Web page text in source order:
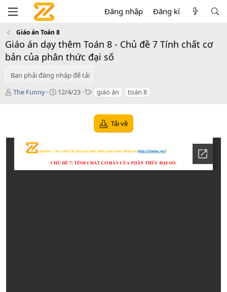
Đăng nhập Đăng kí
Giáo án Toán 8
Giáo án dạy thêm Toán 8 - Chủ đề 7 Tính chất cơ
bản của phân thức đại số
Bạn phải đăng nhập để tải
T
ả
The Funny
C
n
d
12/4/23
T
s
giáo án toán 8
Tải về